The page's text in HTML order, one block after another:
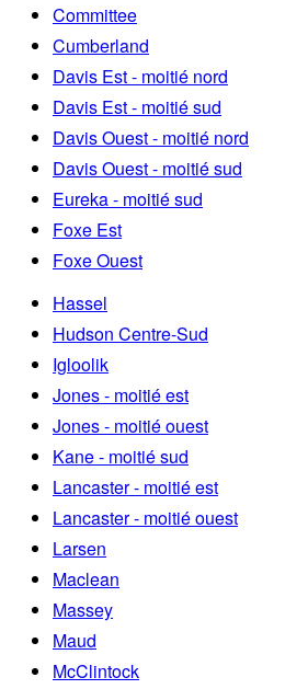
Committee
Cumberland
Davis Est - moitié nord
Davis Est - moitié sud
Davis Ouest - moitié nord
Davis Ouest - moitié sud
Eureka - moitié sud
Foxe Est
Foxe Ouest
Hassel
Hudson Centre-Sud
Igloolik
Jones - moitié est
Jones - moitié ouest
Kane - moitié sud
Lancaster - moitié est
Lancaster - moitié ouest
Larsen
Maclean
Massey
Maud
McClintock